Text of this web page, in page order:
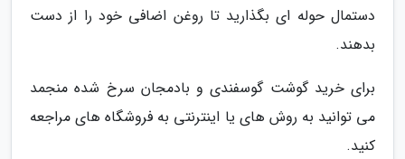
دستمال حوله ای بگذارید تا روغن اضافی خود را از دست
بدهند.
برای خرید گوشت گوسفندی و بادمجان سرخ شده منجمد
می توانید به روش های یا اینترنتی به فروشگاه های مراجعه
کنید.